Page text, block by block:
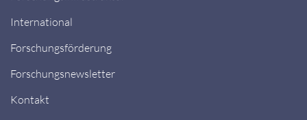
International
Forschungsförderung
Forschungsnewsletter
Kontakt